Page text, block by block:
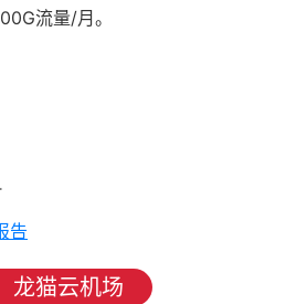
流量/月。
告
龙猫云机场